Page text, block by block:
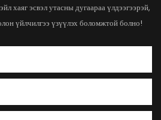
хаяг эсвэл утасны дугаараа үлдээгээрэй,
үйлчилгээ үзүүлэх боломжтой болно!